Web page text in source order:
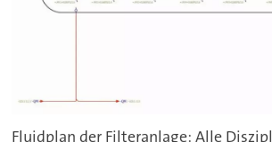
Fluidplan der Filteranlage: Alle